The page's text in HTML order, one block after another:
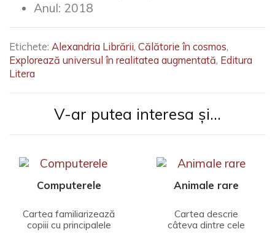
Anul: 2018
Etichete: Alexandria Librării, Călătorie în cosmos,
Explorează universul în realitatea augmentată, Editura
Litera
V-ar putea interesa și...
Computerele
Cartea familiarizează
copiii cu principalele
Animale rare
Cartea descrie
câteva dintre cele